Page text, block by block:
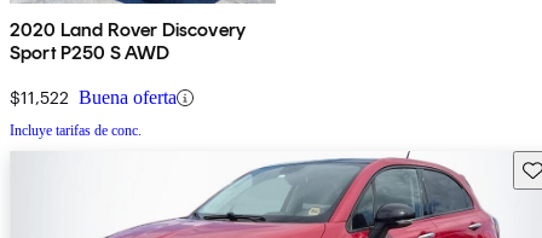
2020 Land Rover Discovery
Sport P250 S AWD
$11,522 Buena oferta
Incluye tarifas de conc.